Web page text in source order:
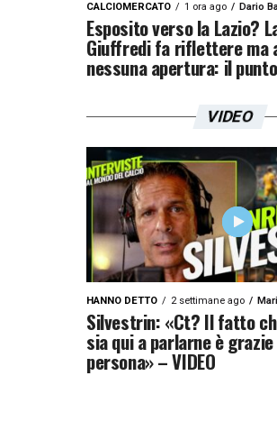
CALCIOMERCATO 1 ora ago Dario
Esposito verso la Lazio?
Giuffredi fa riflettere ma
nessuna apertura: il punto
VIDEO
HANNO DETTO 2 settimane ago
Silvestrin: «Ct? Il fatto
sia qui a parlarne è
persona» – VIDEO